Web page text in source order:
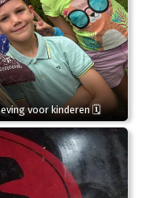
voor kinderen 🗓